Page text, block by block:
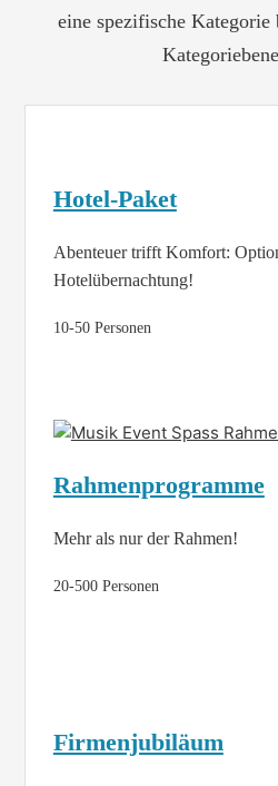
eine spezifische
Hotel-Paket
Abenteuer trifft Komfort:
Hotelübernachtung!
10-50 Personen
Rahmenprogramme
Mehr als nur der Rahmen!
20-500 Personen
Firmenjubiläum